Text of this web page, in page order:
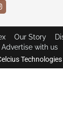
Our Story
Advertise with us